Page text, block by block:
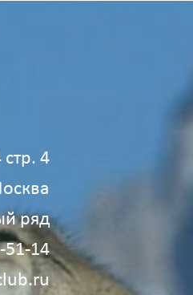
4
ряд